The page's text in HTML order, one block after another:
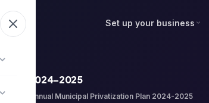
Set up your business
Plan 2024-2025
Annual Municipal Privatization Plan 2024-2025